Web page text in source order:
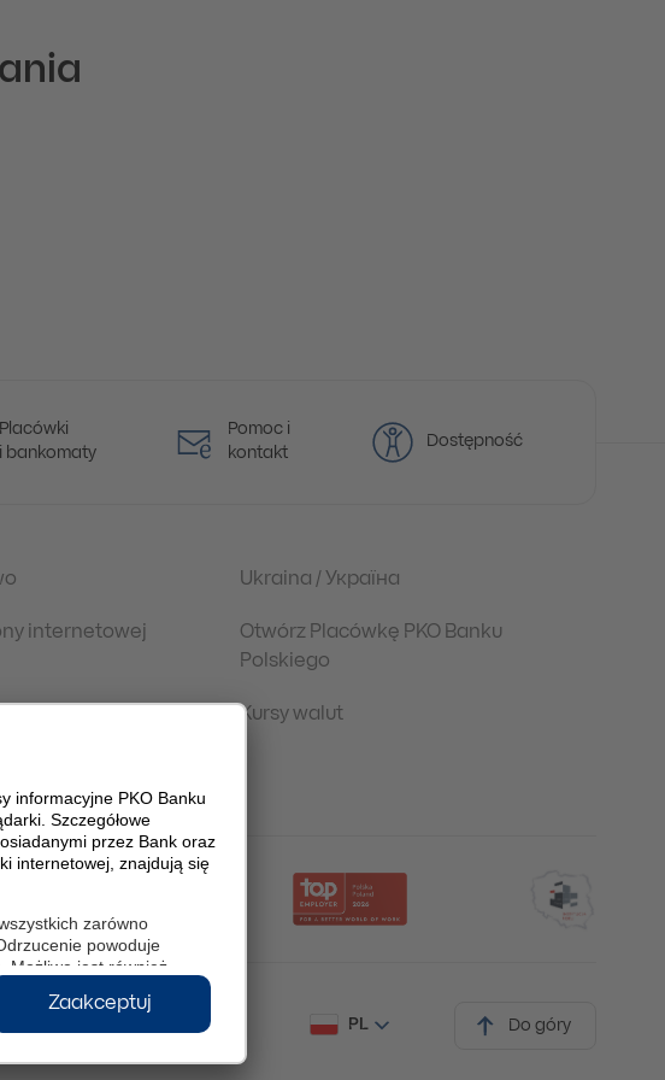
Placówki
i bankomaty
Pomoc i
kontakt
Dostępność
internetowej
Ukraina / Україна
Otwórz Placówkę PKO Banku
Polskiego
Kursy walut
PL Do góry